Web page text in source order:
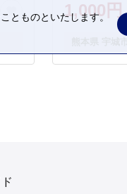
1,000円
とものといたします。